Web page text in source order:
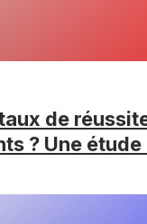
de
? Une
Pharmas